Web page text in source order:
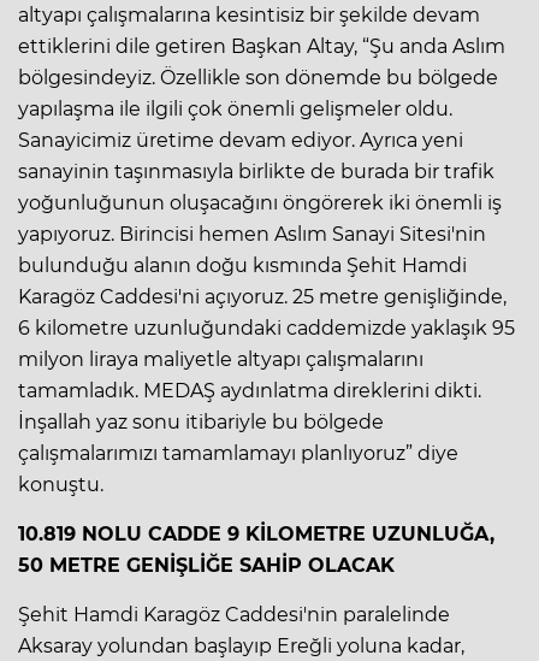
altyapı çalışmalarına kesintisiz bir şekilde devam
ettiklerini dile getiren Başkan Altay, “Şu anda Aslım
bölgesindeyiz. Özellikle son dönemde bu bölgede
yapılaşma ile ilgili çok önemli gelişmeler oldu.
Sanayicimiz üretime devam ediyor. Ayrıca yeni
sanayinin taşınmasıyla birlikte de burada bir trafik
yoğunluğunun oluşacağını öngörerek iki önemli iş
yapıyoruz. Birincisi hemen Aslım Sanayi Sitesi'nin
bulunduğu alanın doğu kısmında Şehit Hamdi
Karagöz Caddesi'ni açıyoruz. 25 metre genişliğinde,
6 kilometre uzunluğundaki caddemizde yaklaşık 95
milyon liraya maliyetle altyapı çalışmalarını
tamamladık. MEDAŞ aydınlatma direklerini dikti.
İnşallah yaz sonu itibariyle bu bölgede
çalışmalarımızı tamamlamayı planlıyoruz” diye
konuştu.
10.819 NOLU CADDE 9 KİLOMETRE UZUNLUĞA,
50 METRE GENİŞLİĞE SAHİP OLACAK
Şehit Hamdi Karagöz Caddesi'nin paralelinde
Aksaray yolundan başlayıp Ereğli yoluna kadar,